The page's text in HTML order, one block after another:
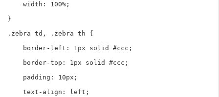
    width: 100%;
}
.zebra td, .zebra th {
    border-left: 1px solid #ccc;
    border-top: 1px solid #ccc;
    padding: 10px;
    text-align: left;